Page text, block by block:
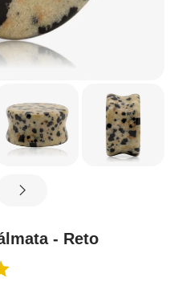
- Reto